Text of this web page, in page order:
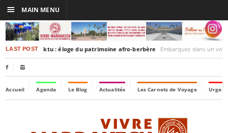
LAST POSTTimbuktu : éloge du patrimoine afro-berbère Embarquez dans un voyage culturel dans le
 
Accueil Agenda Le Blog Actualités Les Carnets de Voyage
☰ MAIN MENU